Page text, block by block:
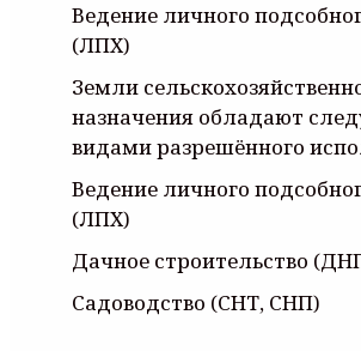
Ведение личного
(ЛПХ)
Земли
назначения обладают
видами разрешённого
Ведение личного
(ЛПХ)
Дачное строительство
Садоводство (СНТ, СНП)